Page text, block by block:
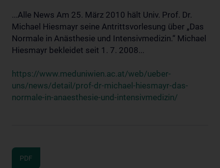
...Alle News Am 25. März 2010 hält Univ. Prof. Dr.
Michael Hiesmayr seine Antrittsvorlesung über „Das
Normale in Anästhesie und Intensivmedizin.“ Michael
Hiesmayr bekleidet seit 1. 7. 2008...
https://www.meduniwien.ac.at/web/ueber-
uns/news/detail/prof-dr-michael-hiesmayr-das-
normale-in-anaesthesie-und-intensivmedizin/
PDF